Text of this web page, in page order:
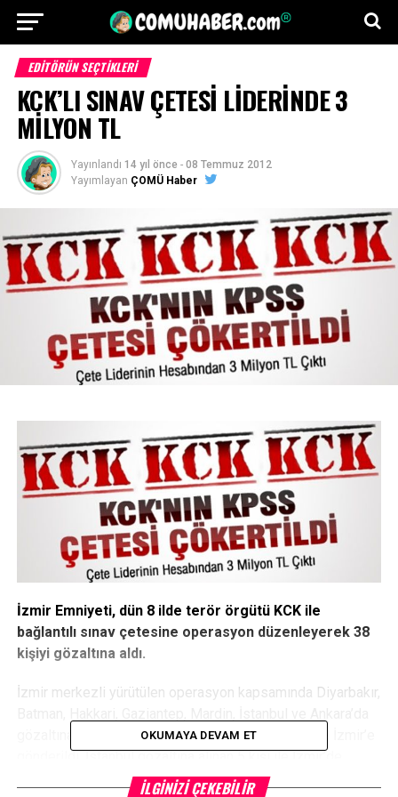
EDITÖRÜN SEÇTIKLERI
KCK’LI SINAV ÇETESİ LİDERİNDE 3
MİLYON TL
Yayınlandı 14 yıl önce - 08 Temmuz 2012
Yayımlayan ÇOMÜ Haber
İzmir Emniyeti, dün 8 ilde terör örgütü KCK ile
bağlantılı sınav çetesine operasyon düzenleyerek 38
kişiyi gözaltına aldı.
İzmir merkezli yürütülen operasyon kapsamında Diyarbakır,
gözaltına alınan şebeke üyeleri sorgulanmak üzere İzmir’e
gönderildi. İstanbul gözaltına alınan 5 kişi ile İzmir’de
gözaltına alınan 7 kişinin sorgusunun devam ettiği, diğer
OKUMAYA DEVAM ET
İLGINIZI ÇEKEBILIR